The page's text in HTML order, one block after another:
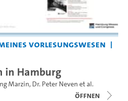
Vorlesungswesen
in Hamburg
Marzin, Dr. Peter Neven et al.
Öffnen